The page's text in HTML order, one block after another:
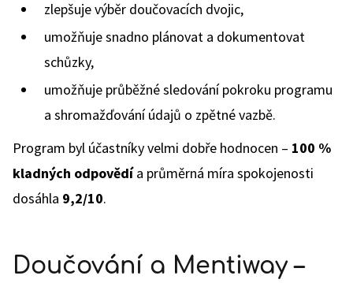
zlepšuje výběr doučovacích dvojic,
umožňuje snadno plánovat a dokumentovat
schůzky,
umožňuje průběžné sledování pokroku programu
a shromažďování údajů o zpětné vazbě.
Program byl účastníky velmi dobře hodnocen – 100 %
kladných odpovědía průměrná míra spokojenosti
dosáhla 9,2/10.
Doučování a Mentiway –